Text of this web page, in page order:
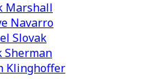
Marshall
Navarro
Slovak
Sherman
Klinghoffer